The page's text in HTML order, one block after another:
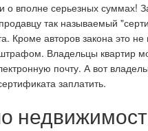
о вполне серьезных суммах!
так называемый
Кроме авторов закона это
Владельцы квартир
почту. А вот
заплатить.